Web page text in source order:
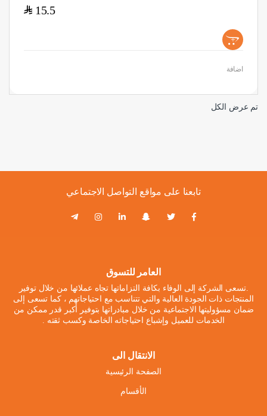
15.5
$
+
اضافة
تم عرض الكل
تابعنا على مواقع التواصل الاجتماعي
العامر للتسوق
.تسعى الشركة إلى الوفاء بكافة التزاماتها تجاه عملائها من خلال توفير
المنتجات ذات الجودة العالية والتي تتناسب مع احتياجاتهم ، كما تسعى إلى
ضمان مسؤوليتها الاجتماعية من خلال مبادراتها بتوفير أكبر قدر ممكن من
الخدمات للعميل وإشباع احتياجاته الخاصة وكسب ثقته .
الانتقال الى
الصفحة الرئيسية
الأقسام